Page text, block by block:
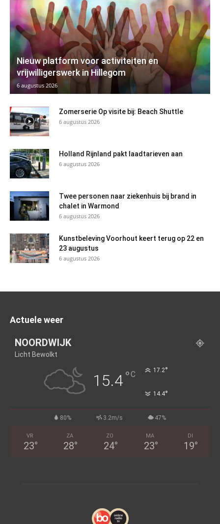
Nieuw platform voor activiteiten en
vrijwilligerswerk in Hillegom
6 augustus 2026
Zomerserie Op visite bij: Beach Shuttle
6 augustus 2026
Holland Rijnland pakt laadtarieven aan
6 augustus 2026
Twee personen naar ziekenhuis bij brand in
chalet in Warmond
6 augustus 2026
Kunstbeleving Voorhout keert terug op 22 en
23 augustus
6 augustus 2026
Actuele weer
NOORDWIJK
Licht Bewolkt
15.4°C 17.2°
14.4°
80% 3.2m/s 47%
VR
23°
ZA
28°
ZO
24°
MA
23°
DI
19°